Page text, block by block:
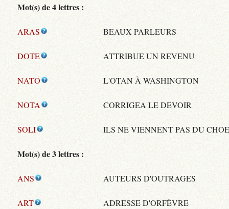
Mot(s) de 4 lettres :
ARAS BEAUX PARLEURS
DOTE ATTRIBUE UN REVENU
NATO L'OTAN À WASHINGTON
NOTA CORRIGEA LE DEVOIR
SOLI ILS NE VIENNENT PAS DU
Mot(s) de 3 lettres :
ANS AUTEURS D'OUTRAGES
ART ADRESSE D'ORFÈVRE